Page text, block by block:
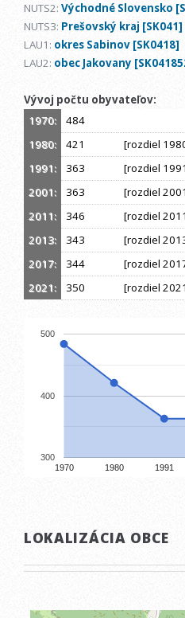
NUTS2: Východné Slovensko
NUTS3: Prešovský kraj [SK041]
LAU1: okres Sabinov [SK0418]
LAU2: obec Jakovany
Vývoj počtu obyvateľov:
1970:
484
1980:
421 [rozdiel
1991:
363 [rozdiel
2001:
363 [rozdiel
2011:
346 [rozdiel
2013:
343 [rozdiel
2017:
344 [rozdiel
2021:
350 [rozdiel
1970 1980 1991
300
400
500
LOKALIZÁCIA OBCE